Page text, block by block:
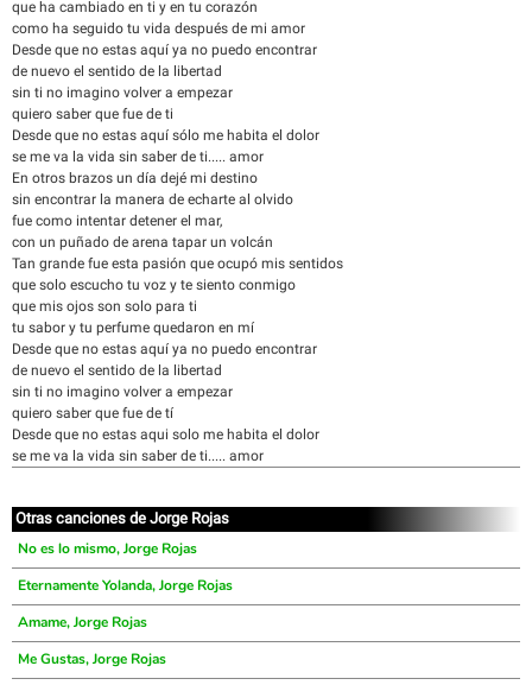
que ha cambiado en ti y en tu corazón
como ha seguido tu vida después de mi amor
Desde que no estas aquí ya no puedo encontrar
de nuevo el sentido de la libertad
sin ti no imagino volver a empezar
quiero saber que fue de ti
Desde que no estas aquí sólo me habita el dolor
se me va la vida sin saber de ti..... amor
En otros brazos un día dejé mi destino
sin encontrar la manera de echarte al olvido
fue como intentar detener el mar,
con un puñado de arena tapar un volcán
Tan grande fue esta pasión que ocupó mis sentidos
que solo escucho tu voz y te siento conmigo
que mis ojos son solo para ti
tu sabor y tu perfume quedaron en mí
Desde que no estas aquí ya no puedo encontrar
de nuevo el sentido de la libertad
sin ti no imagino volver a empezar
quiero saber que fue de tí
Desde que no estas aqui solo me habita el dolor
se me va la vida sin saber de ti..... amor
Otras canciones de Jorge Rojas
No es lo mismo, Jorge Rojas
Eternamente Yolanda, Jorge Rojas
Amame, Jorge Rojas
Me Gustas, Jorge Rojas